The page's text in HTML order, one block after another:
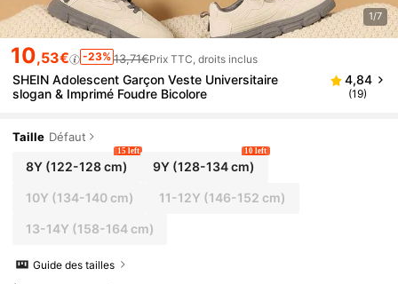
1/7
10,53€ -23% 13,71€Prix TTC, droits inclus
SHEIN Adolescent Garçon Veste Universitaire
slogan & Imprimé Foudre Bicolore
4,84
(19)
Taille Défaut
8Y(122-128 cm)
15 left
9Y (128-134 cm)
10 left
10Y (134-140 cm) 11-12Y (146-152 cm)
13-14Y (158-164 cm)
Guide des tailles